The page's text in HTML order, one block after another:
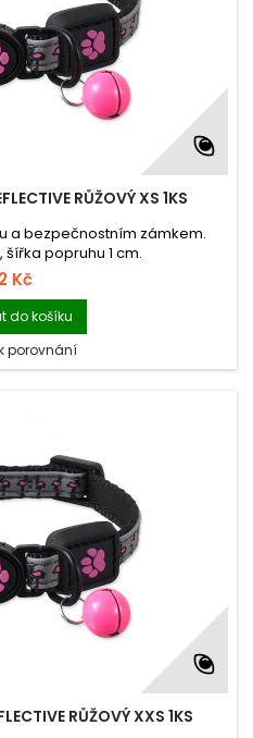
RŮŽOVÝ XS 1KS
a bezpečnostním zámkem.
šířka popruhu 1 cm.
Kč
do košíku
porovnání
RŮŽOVÝ XXS 1KS